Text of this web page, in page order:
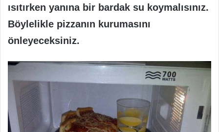
ısıtırken yanına bir bardak su koymalısınız.
Böylelikle pizzanın kurumasını
önleyeceksiniz.